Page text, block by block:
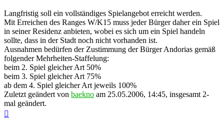
Langfristig soll ein vollständiges Spielangebot erreicht werden.
Mit Erreichen des Ranges W/K15 muss jeder Bürger daher ein Spiel
in seiner Residenz anbieten, wobei es sich um ein Spiel handeln
sollte, dass in der Stadt noch nicht vorhanden ist.
Ausnahmen bedürfen der Zustimmung der Bürger Andorias gemäß
folgender Mehrheiten-Staffelung:
beim 2. Spiel gleicher Art 50%
beim 3. Spiel gleicher Art 75%
ab dem 4. Spiel gleicher Art jeweils 100%
Zuletzt geändert von baekno am 25.05.2006, 14:45, insgesamt 2-
mal geändert.